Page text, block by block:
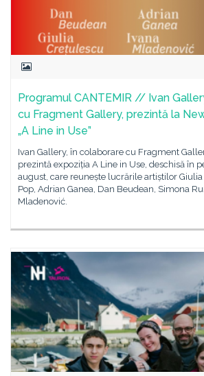
Programul CANTEMIR // Ivan
cu Fragment Gallery, prezintă la
„A Line in Use”
Ivan Gallery, în colaborare cu Fragment
prezintă expoziția A Line in Use, deschisă în
august, care reunește lucrările artiștilor
Pop, Adrian Ganea, Dan Beudean, Simona
Mladenović.